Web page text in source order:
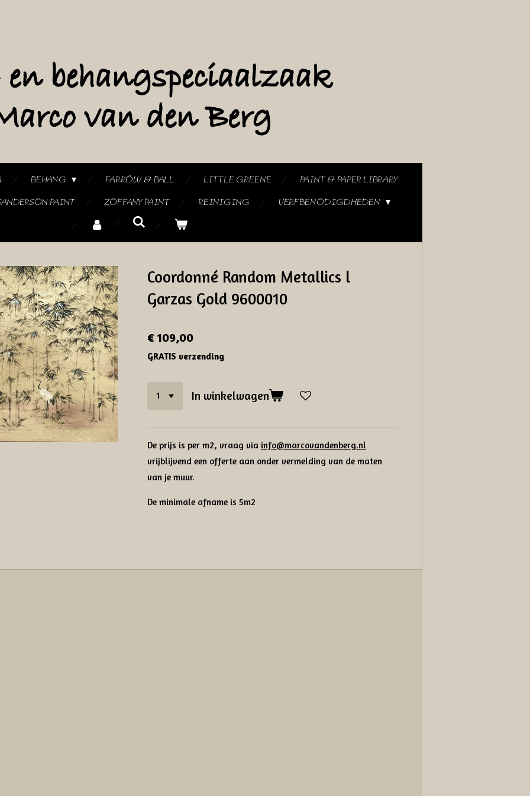
BEHANG FARROW & BALL LITTLE GREENE
PAINT & PAPER LIBRARY
PAINT ZOFFANY PAINT REINIGING VERFBENODIGDHEDEN
Coordonné Random Metallics l
Garzas Gold 9600010
€ 109,00
GRATIS verzending
In winkelwagen
De prijs is per m2, vraag via info@marcovandenberg.nl
vrijblijvend een offerte aan onder vermelding van de maten
van je muur.
De minimale afname is 5m2